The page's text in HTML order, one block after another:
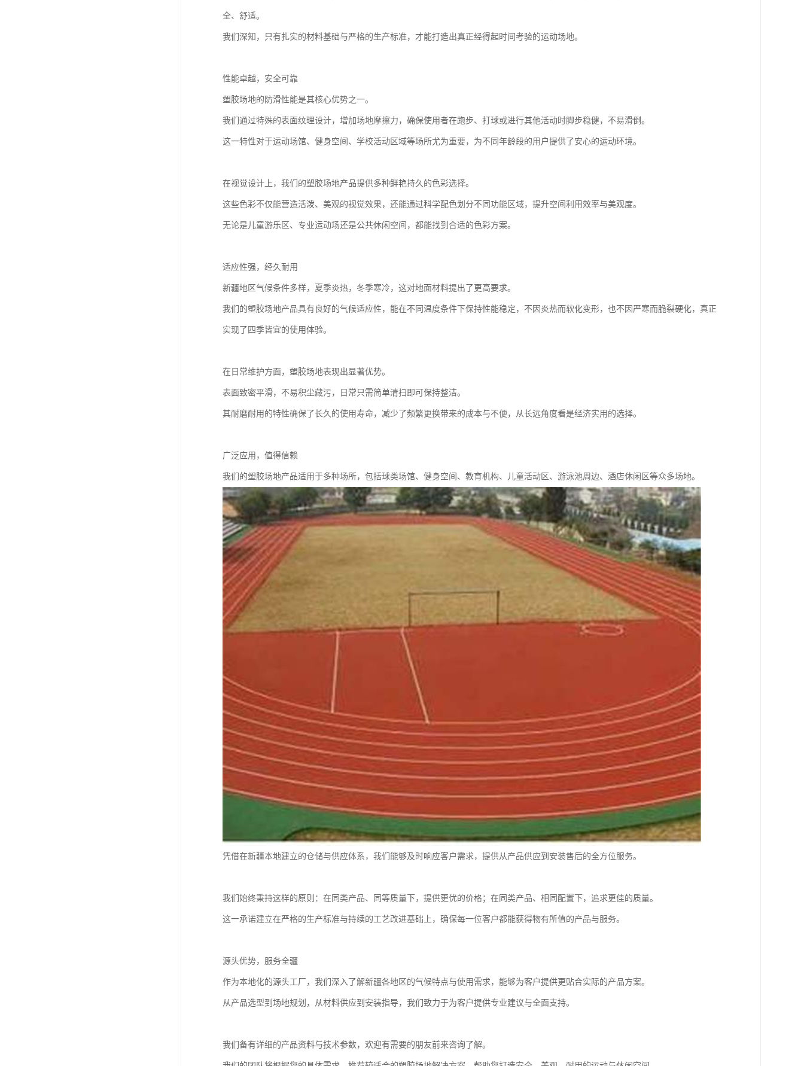
全、舒适。
我们深知，只有扎实的材料基础与严格的生产标准，才能打造出真正经得起时间考验的运动场地。
性能卓越，安全可靠
塑胶场地的防滑性能是其核心优势之一。
我们通过特殊的表面纹理设计，增加场地摩擦力，确保使用者在跑步、打球或进行其他活动时脚步稳健，不易滑倒。
这一特性对于运动场馆、健身空间、学校活动区域等场所尤为重要，为不同年龄段的用户提供了安心的运动环境。
在视觉设计上，我们的塑胶场地产品提供多种鲜艳持久的色彩选择。
这些色彩不仅能营造活泼、美观的视觉效果，还能通过科学配色划分不同功能区域，提升空间利用效率与美观度。
无论是儿童游乐区、专业运动场还是公共休闲空间，都能找到合适的色彩方案。
适应性强，经久耐用
新疆地区气候条件多样，夏季炎热，冬季寒冷，这对地面材料提出了更高要求。
我们的塑胶场地产品具有良好的气候适应性，能在不同温度条件下保持性能稳定，不因炎热而软化变形，也不因严寒而脆裂硬化，真正
实现了四季皆宜的使用体验。
在日常维护方面，塑胶场地表现出显著优势。
表面致密平滑，不易积尘藏污，日常只需简单清扫即可保持整洁。
其耐磨耐用的特性确保了长久的使用寿命，减少了频繁更换带来的成本与不便，从长远角度看是经济实用的选择。
广泛应用，值得信赖
我们的塑胶场地产品适用于多种场所，包括球类场馆、健身空间、教育机构、儿童活动区、游泳池周边、酒店休闲区等众多场地。
凭借在新疆本地建立的仓储与供应体系，我们能够及时响应客户需求，提供从产品供应到安装售后的全方位服务。
我们始终秉持这样的原则：在同类产品、同等质量下，提供更优的价格；在同类产品、相同配置下，追求更佳的质量。
这一承诺建立在严格的生产标准与持续的工艺改进基础上，确保每一位客户都能获得物有所值的产品与服务。
源头优势，服务全疆
作为本地化的源头工厂，我们深入了解新疆各地区的气候特点与使用需求，能够为客户提供更贴合实际的产品方案。
从产品选型到场地规划，从材料供应到安装指导，我们致力于为客户提供专业建议与全面支持。
我们备有详细的产品资料与技术参数，欢迎有需要的朋友前来咨询了解。